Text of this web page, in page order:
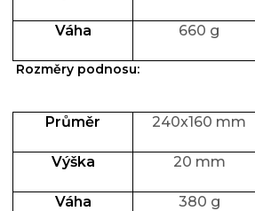
Váha 660 g
Rozměry podnosu:
Průměr 240x160 mm
Výška 20 mm
Váha 380 g